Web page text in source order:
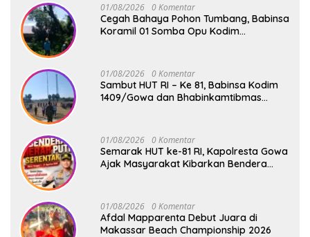
01/08/2026 0 Komentar
Cegah Bahaya Pohon Tumbang, Babinsa
Koramil 01 Somba Opu Kodim
Baddo
01/08/2026 0 Komentar
Sambut HUT RI – Ke 81, Babinsa Kodim
1409/Gowa dan Bhabinkamtibmas
01/08/2026 0 Komentar
Semarak HUT ke-81 RI, Kapolresta Gowa
Ajak Masyarakat Kibarkan Bendera
01/08/2026 0 Komentar
Afdal Mapparenta Debut Juara di
Makassar Beach Championship 2026